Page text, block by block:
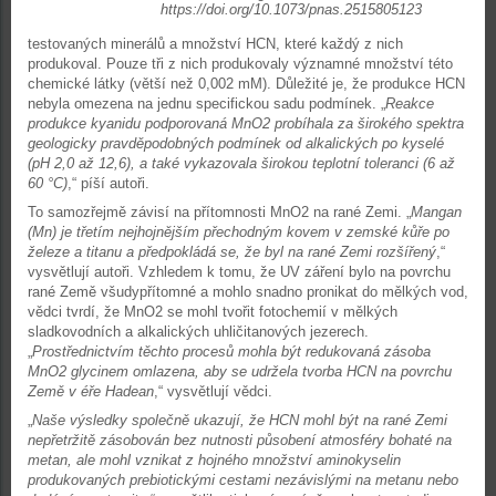
https://doi.org/10.1073/pnas.2515805123
testovaných minerálů a množství HCN, které každý z nich
produkoval. Pouze tři z nich produkovaly významné množství této
chemické látky (větší než 0,002 mM). Důležité je, že produkce HCN
nebyla omezena na jednu specifickou sadu podmínek. „Reakce
produkce kyanidu podporovaná MnO2 probíhala za širokého spektra
geologicky pravděpodobných podmínek od alkalických po kyselé
(pH 2,0 až 12,6), a také vykazovala širokou teplotní toleranci (6 až
60 °C),“ píší autoři.
To samozřejmě závisí na přítomnosti MnO2 na rané Zemi. „Mangan
(Mn) je třetím nejhojnějším přechodným kovem v zemské kůře po
železe a titanu a předpokládá se, že byl na rané Zemi rozšířený,“
vysvětlují autoři. Vzhledem k tomu, že UV záření bylo na povrchu
rané Země všudypřítomné a mohlo snadno pronikat do mělkých vod,
vědci tvrdí, že MnO2 se mohl tvořit fotochemií v mělkých
sladkovodních a alkalických uhličitanových jezerech.
„Prostřednictvím těchto procesů mohla být redukovaná zásoba
MnO2 glycinem omlazena, aby se udržela tvorba HCN na povrchu
Země v éře Hadean,“ vysvětlují vědci.
„Naše výsledky společně ukazují, že HCN mohl být na rané Zemi
nepřetržitě zásobován bez nutnosti působení atmosféry bohaté na
metan, ale mohl vznikat z hojného množství aminokyselin
produkovaných prebiotickými cestami nezávislými na metanu nebo